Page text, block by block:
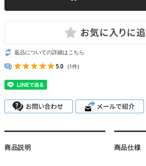
返品についての詳細はこちら
5.0
(1件)
商品説明 商品仕様